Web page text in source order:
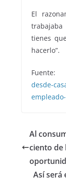
El
tienes
hacerlo”.
desde-
Al
ciento de
Así será